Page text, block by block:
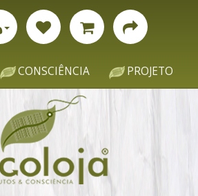
CONSCIÊNCIA PROJETO